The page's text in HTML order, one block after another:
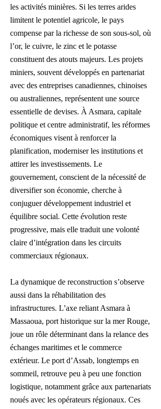
les activités minières. Si les terres arides
limitent le potentiel agricole, le pays
compense par la richesse de son sous-sol, où
l’or, le cuivre, le zinc et le potasse
constituent des atouts majeurs. Les projets
miniers, souvent développés en partenariat
avec des entreprises canadiennes, chinoises
ou australiennes, représentent une source
essentielle de devises. À Asmara, capitale
politique et centre administratif, les réformes
économiques visent à renforcer la
planification, moderniser les institutions et
attirer les investissements. Le
gouvernement, conscient de la nécessité de
diversifier son économie, cherche à
conjuguer développement industriel et
équilibre social. Cette évolution reste
progressive, mais elle traduit une volonté
claire d’intégration dans les circuits
commerciaux régionaux.
La dynamique de reconstruction s’observe
aussi dans la réhabilitation des
infrastructures. L’axe reliant Asmara à
Massaoua, port historique sur la mer Rouge,
joue un rôle déterminant dans la relance des
échanges maritimes et le commerce
extérieur. Le port d’Assab, longtemps en
sommeil, retrouve peu à peu une fonction
logistique, notamment grâce aux partenariats
noués avec les opérateurs régionaux. Ces